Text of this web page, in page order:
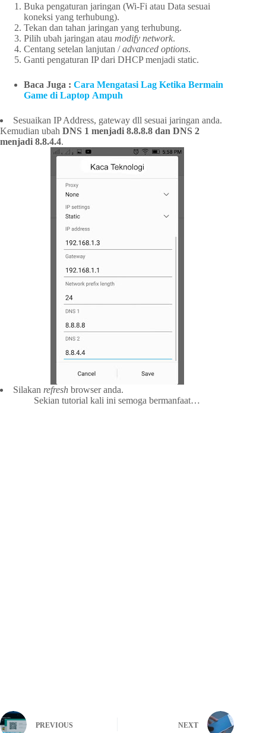
Buka pengaturan jaringan (Wi-Fi atau Data sesuai
koneksi yang terhubung).
Tekan dan tahan jaringan yang terhubung.
Pilih ubah jaringan atau modify network.
Centang setelan lanjutan /advanced options.
Ganti pengaturan IP dari DHCP menjadi static.
Baca Juga : Cara Mengatasi Lag Ketika Bermain
Game di Laptop Ampuh
Sesuaikan IP Address, gateway dll sesuai jaringan anda.
Kemudian ubah DNS 1 menjadi 8.8.8.8 dan DNS 2
menjadi 8.8.4.4.
Silakan refresh browser anda.
Sekian tutorial kali ini semoga bermanfaat…
PREVIOUS NEXT